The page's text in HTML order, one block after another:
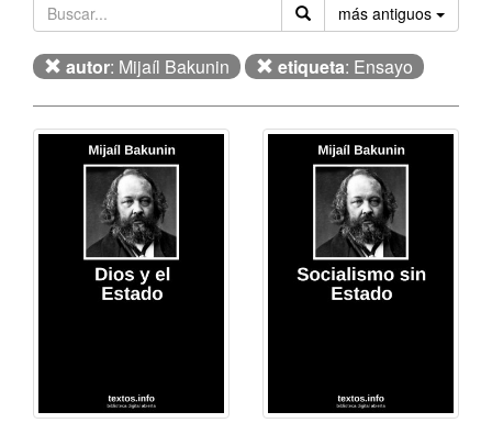
más antiguos
autor: Mijaíl Bakunin etiqueta: Ensayo